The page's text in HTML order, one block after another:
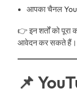
आपका चैनल
👉 इन शर्तों को
आवेदन कर सकते हैं।
📌